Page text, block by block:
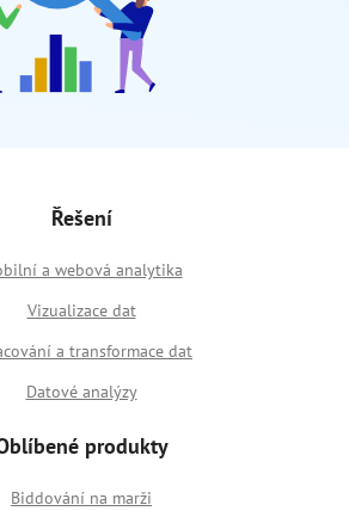
Řešení
a webová analytika
Vizualizace dat
a transformace dat
Datové analýzy
produkty
Biddování na marži